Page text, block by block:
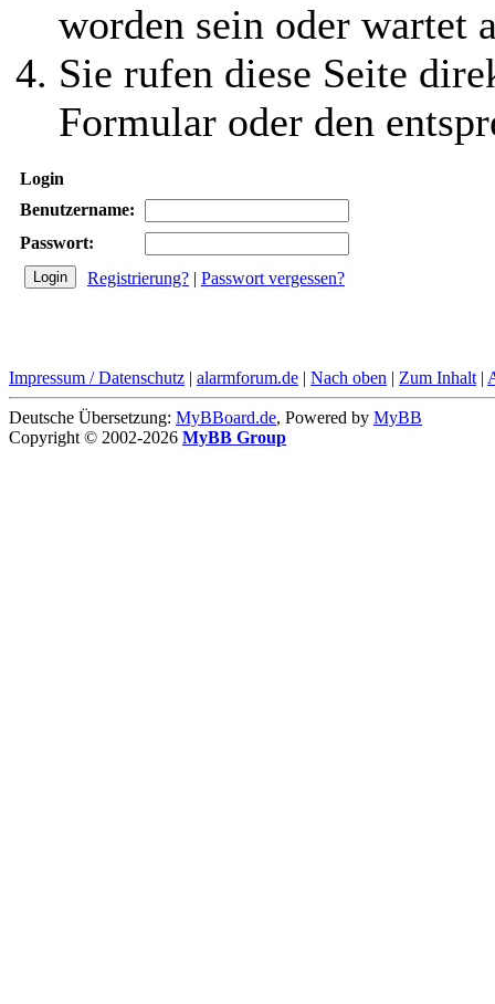
worden sein oder wartet
Sie rufen diese Seite
Formular oder den
Login
Benutzername:
Passwort:
Registrierung? | Passwort vergessen?
Impressum / Datenschutz | alarmforum.de | Nach oben | Zum Inhalt |
Deutsche Übersetzung: MyBBoard.de, Powered by MyBB
Copyright © 2002-2026 MyBB Group